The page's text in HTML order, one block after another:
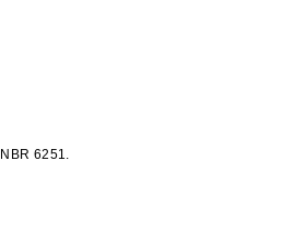
6251.